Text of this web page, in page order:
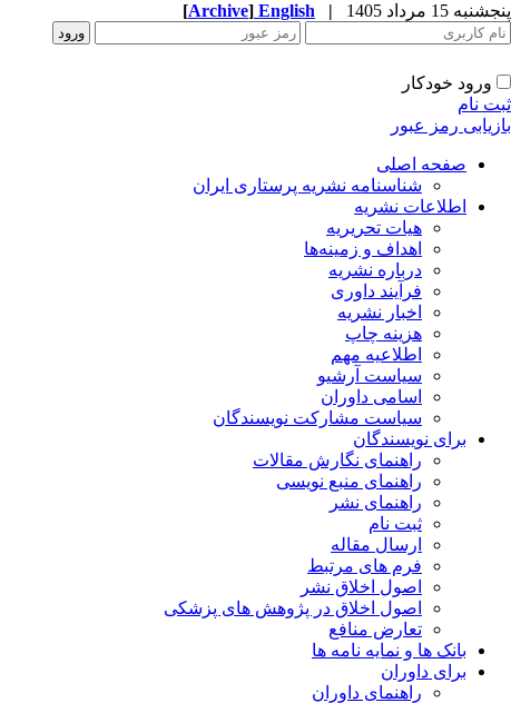
پنجشنبه 15 مرداد 1405 |
English
[Archive]
ورود خودکار
ثبت نام
بازیابی رمز عبور
صفحه اصلی
شناسنامه نشریه پرستاری ایران
اطلاعات نشریه
هیات تحریریه
اهداف و زمینه‌ها
درباره نشریه
فرآیند داوری
اخبار نشریه
هزینه چاپ
اطلاعیه مهم
سیاست آرشیو
اسامی داوران
سیاست مشارکت نویسندگان
برای نویسندگان
راهنمای نگارش مقالات
راهنمای منبع نویسی
راهنمای نشر
ثبت نام
ارسال مقاله
فرم های مرتبط
اصول اخلاق نشر
اصول اخلاق در پژوهش های پزشکی
تعارض منافع
بانک ها و نمایه نامه ها
برای داوران
راهنمای داوران